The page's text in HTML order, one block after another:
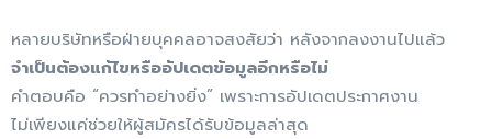
หลายบริษัทหรือฝ่ายบุคคลอาจสงสัยว่า หลังจากลงงานไปแล้ว
จำเป็นต้องแก้ไขหรืออัปเดตข้อมูลอีกหรือไม่
คำตอบคือ “ควรทำอย่างยิ่ง” เพราะการอัปเดตประกาศงาน
ไม่เพียงแค่ช่วยให้ผู้สมัครได้รับข้อมูลล่าสุด